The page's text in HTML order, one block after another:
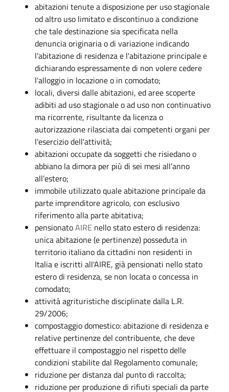
abitazioni tenute a disposizione per uso stagionale
od altro uso limitato e discontinuo a condizione
che tale destinazione sia specificata nella
denuncia originaria o di variazione indicando
l'abitazione di residenza e l'abitazione principale e
dichiarando espressamente di non volere cedere
l'alloggio in locazione o in comodato;
locali, diversi dalle abitazioni, ed aree scoperte
adibiti ad uso stagionale o ad uso non continuativo
ma ricorrente, risultante da licenza o
autorizzazione rilasciata dai competenti organi per
l'esercizio dell'attività;
abitazioni occupate da soggetti che risiedano o
abbiano la dimora per più di sei mesi all’anno
all’estero;
immobile utilizzato quale abitazione principale da
parte imprenditore agricolo, con esclusivo
riferimento alla parte abitativa;
pensionatoAIRE nello stato estero di residenza:
unica abitazione (e pertinenze) posseduta in
territorio italiano da cittadini non residenti in
Italia e iscritti all'AIRE, già pensionati nello stato
estero di residenza, se non locata o concessa in
comodato;
attività agrituristiche disciplinate dalla L.R.
29/2006;
compostaggio domestico: abitazione di residenza e
relative pertinenze del contribuente, che deve
effettuare il compostaggio nel rispetto delle
condizioni stabilite dal Regolamento comunale;
riduzione per distanza dal punto di raccolta;
riduzione per produzione di rifiuti speciali da parte